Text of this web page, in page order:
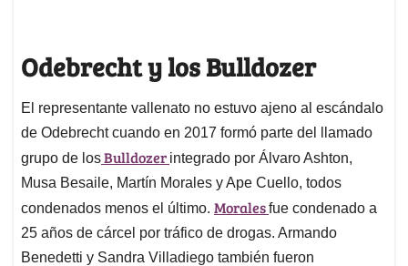
Odebrecht y los Bulldozer
El representante vallenato no estuvo ajeno al escándalo
de Odebrecht cuando en 2017 formó parte del llamado
grupo de losBulldozer integrado por Álvaro Ashton,
Musa Besaile, Martín Morales y Ape Cuello, todos
condenados menos el último. Moralesfue condenado a
25 años de cárcel por tráfico de drogas. Armando
Benedetti y Sandra Villadiego también fueron